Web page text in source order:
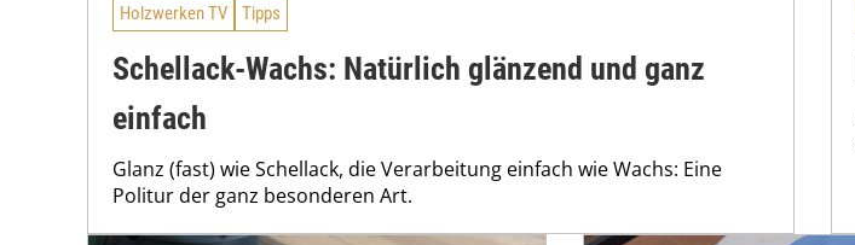
Holzwerken TV Tipps
Schellack-Wachs: Natürlich glänzend und ganz
einfach
Glanz (fast) wie Schellack, die Verarbeitung einfach wie Wachs: Eine
Politur der ganz besonderen Art.